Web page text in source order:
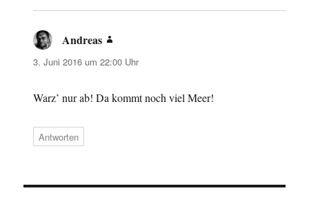
Andreas
3. Juni 2016 um 22:00 Uhr
Warz’ nur ab! Da kommt noch viel Meer!
Antworten